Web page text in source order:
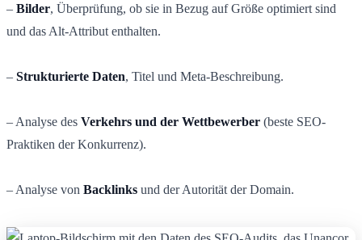
– Bilder, Überprüfung, ob sie in Bezug auf Größe optimiert sind
und das Alt-Attribut enthalten.
– Strukturierte Daten, Titel und Meta-Beschreibung.
– Analyse des Verkehrs und der Wettbewerber (beste SEO-
Praktiken der Konkurrenz).
– Analyse von Backlinks und der Autorität der Domain.